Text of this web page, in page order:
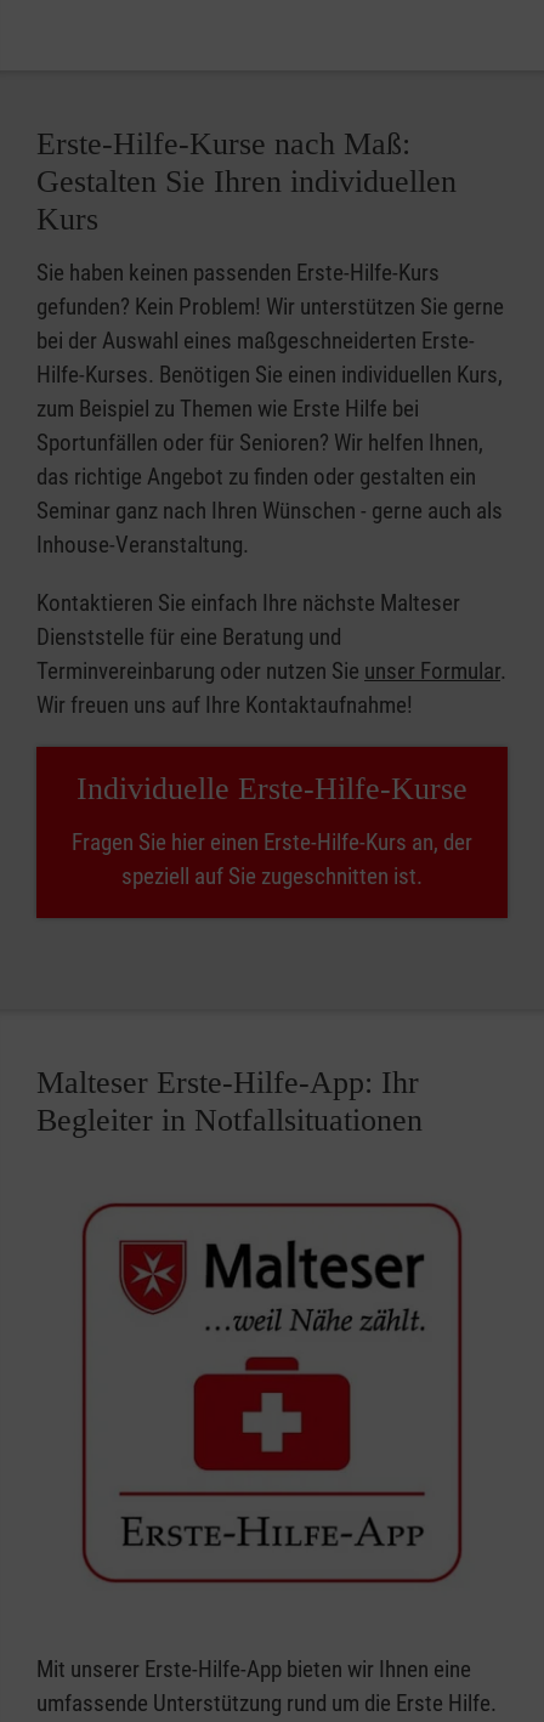
Erste-Hilfe-Kurse nach Maß:
Gestalten Sie Ihren individuellen
Kurs
Sie haben keinen passenden Erste-Hilfe-Kurs
gefunden? Kein Problem! Wir unterstützen Sie gerne
bei der Auswahl eines maßgeschneiderten Erste-
Hilfe-Kurses. Benötigen Sie einen individuellen Kurs,
zum Beispiel zu Themen wie Erste Hilfe bei
Sportunfällen oder für Senioren? Wir helfen Ihnen,
das richtige Angebot zu finden oder gestalten ein
Seminar ganz nach Ihren Wünschen - gerne auch als
Inhouse-Veranstaltung.
Kontaktieren Sie einfach Ihre nächste Malteser
Dienststelle für eine Beratung und
Terminvereinbarung oder nutzen Sie unser Formular.
Wir freuen uns auf Ihre Kontaktaufnahme!
Individuelle Erste-Hilfe-Kurse
Fragen Sie hier einen Erste-Hilfe-Kurs an, der
speziell auf Sie zugeschnitten ist.
Malteser Erste-Hilfe-App: Ihr
Begleiter in Notfallsituationen
Mit unserer Erste-Hilfe-App bieten wir Ihnen eine
umfassende Unterstützung rund um die Erste Hilfe.